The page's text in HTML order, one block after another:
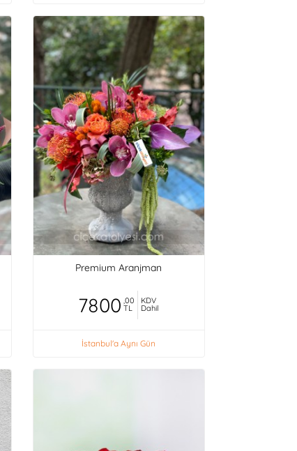
Premium Aranjman
7800 ,00
TL
KDV
Dahil
İstanbul'a Aynı Gün